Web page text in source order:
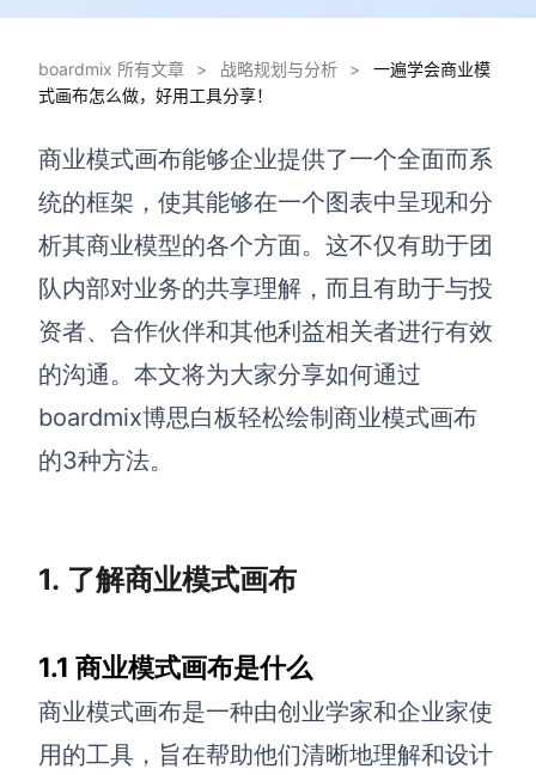
博思白板离线版
博思设计
一体化产品设计工具
博思AIPPT
AI生成PPT，支持在线编辑
资源与下载
向团队介绍
博思白板boardmix
下载
解决方案
boardmix 所有文章 > 战略规划与分析 >
一遍学会商业模
式画布怎么做，好用工具分享！
商业模式画布能够企业提供了一个全面而系
统的框架，使其能够在一个图表中呈现和分
析其商业模型的各个方面。这不仅有助于团
队内部对业务的共享理解，而且有助于与投
资者、合作伙伴和其他利益相关者进行有效
的沟通。本文将为大家分享如何通过
boardmix博思白板轻松绘制商业模式画布
的3种方法。
1. 了解商业模式画布
1.1 商业模式画布是什么
商业模式画布是一种由创业学家和企业家使
用的工具，旨在帮助他们清晰地理解和设计